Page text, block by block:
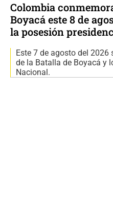
Colombia
Boyacá este 8 de
la posesión
Este 7 de agosto del
de la Batalla de Boyacá y
Nacional.